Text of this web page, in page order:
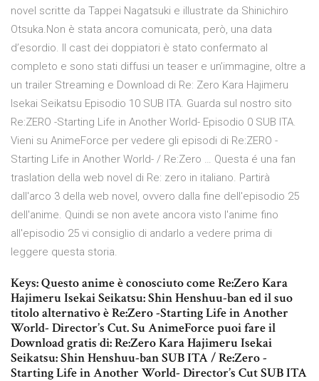
novel scritte da Tappei Nagatsuki e illustrate da Shinichiro
Otsuka.Non è stata ancora comunicata, però, una data
d’esordio. Il cast dei doppiatori è stato confermato al
completo e sono stati diffusi un teaser e un’immagine, oltre a
un trailer Streaming e Download di Re: Zero Kara Hajimeru
Isekai Seikatsu Episodio 10 SUB ITA. Guarda sul nostro sito
Re:ZERO -Starting Life in Another World- Episodio 0 SUB ITA.
Vieni su AnimeForce per vedere gli episodi di Re:ZERO -
Starting Life in Another World- / Re:Zero … Questa é una fan
traslation della web novel di Re: zero in italiano. Partirà
dall'arco 3 della web novel, ovvero dalla fine dell'episodio 25
dell'anime. Quindi se non avete ancora visto l'anime fino
all'episodio 25 vi consiglio di andarlo a vedere prima di
leggere questa storia.
Keys: Questo anime è conosciuto come Re:Zero Kara
Hajimeru Isekai Seikatsu: Shin Henshuu-ban ed il suo
titolo alternativo è Re:Zero -Starting Life in Another
World- Director’s Cut. Su AnimeForce puoi fare il
Download gratis di: Re:Zero Kara Hajimeru Isekai
Seikatsu: Shin Henshuu-ban SUB ITA / Re:Zero -
Starting Life in Another World- Director’s Cut SUB ITA